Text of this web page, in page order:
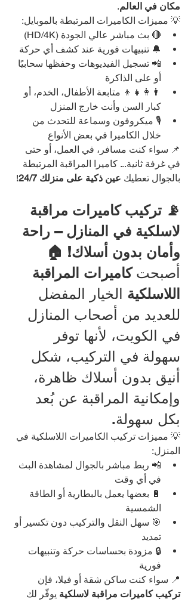
مكان في العالم.
💡 مميزات الكاميرات المرتبطة بالموبايل:
🔴 بث مباشر عالي الجودة (HD/4K)
🔔 تنبيهات فورية عند كشف أي حركة
📲 تسجيل الفيديوهات وحفظها سحابيًا
أو على الذاكرة
👨‍👩‍👧‍👦 متابعة الأطفال، الخدم، أو
كبار السن وأنت خارج المنزل
🎙️ ميكروفون وسماعة للتحدث من
خلال الكاميرا في بعض الأنواع
📌 سواء كنت مسافر، في العمل، أو حتى
في غرفة ثانية... كاميرا المراقبة المرتبطة
بالجوال تعطيك عين ذكية على منزلك 24/7 !
📡 تركيب كاميرات مراقبة
لاسلكية في المنازل – راحة
وأمان بدون أسلاك! 🏠
أصبحت كاميرات المراقبة
اللاسلكية الخيار المفضل
للعديد من أصحاب المنازل
في الكويت، لأنها توفر
سهولة في التركيب، شكل
أنيق بدون أسلاك ظاهرة،
وإمكانية المراقبة عن بُعد
بكل سهولة.
💡 مميزات تركيب الكاميرات اللاسلكية في
المنزل:
📲 ربط مباشر بالجوال لمشاهدة البث
في أي وقت
🔋 بعضها يعمل بالبطارية أو الطاقة
الشمسية
🎯 سهل النقل والتركيب دون تكسير أو
تمديد
🔒 مزودة بحساسات حركة وتنبيهات
فورية
📍 سواء كنت ساكن شقة أو فيلا، فإن
تركيب كاميرات مراقبة لاسلكية يوفّر لك